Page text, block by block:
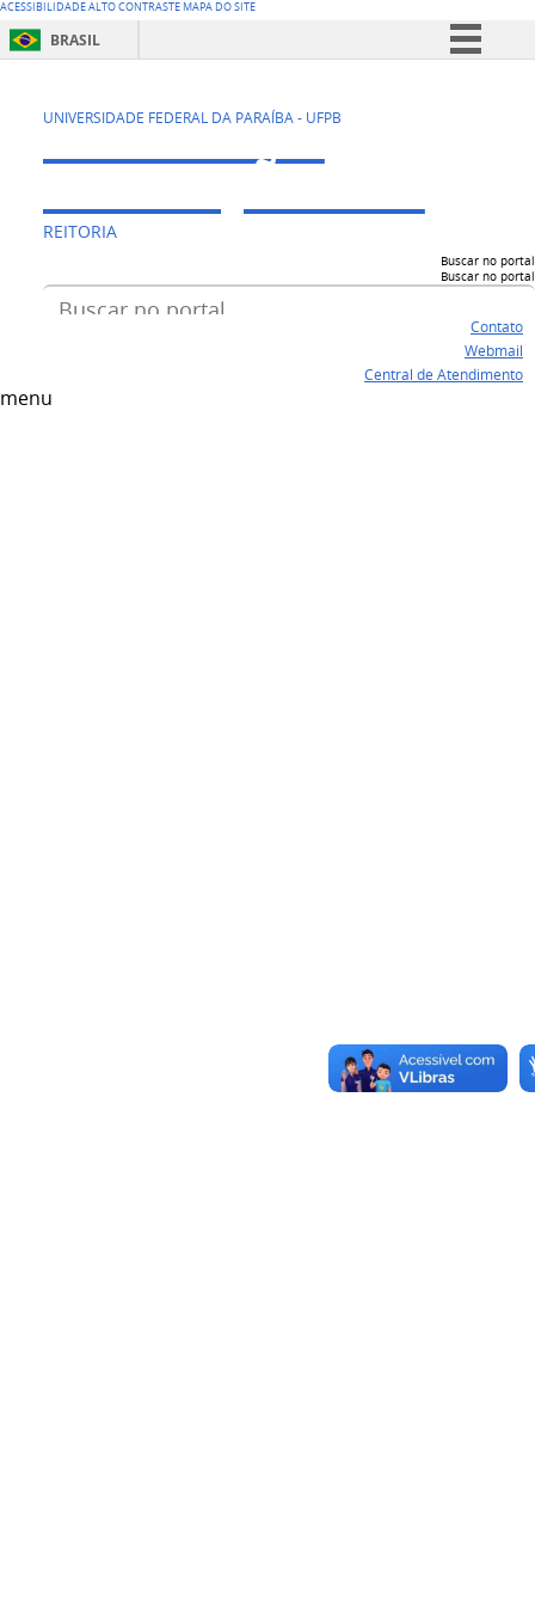
ACESSIBILIDADEALTO CONTRASTEMAPA DO SITE
BRASIL
Comunica BR
UNIVERSIDADE FEDERAL DA PARAÍBA - UFPB
CENTRO DE
EDUCAÇÃO - CE
REITORIA
Buscar no portal
Buscar no portal
Contato
Webmail
Central de Atendimento
menu